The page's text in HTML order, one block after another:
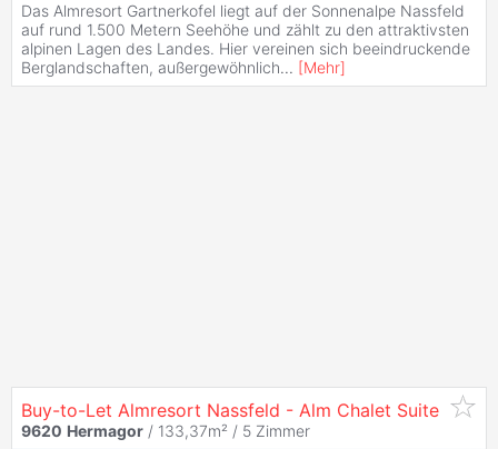
Das Almresort Gartnerkofel liegt auf der Sonnenalpe Nassfeld
auf rund 1.500 Metern Seehöhe und zählt zu den attraktivsten
alpinen Lagen des Landes. Hier vereinen sich beeindruckende
Berglandschaften, außergewöhnlich... [Mehr]
Buy-to-Let Almresort Nassfeld - Alm Chalet Suite
9620 Hermagor / 133,37m² / 5 Zimmer